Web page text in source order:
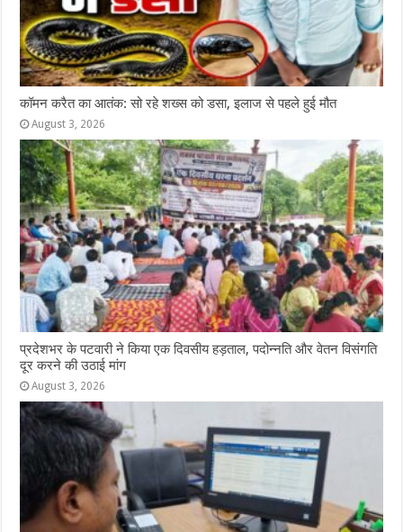
कॉमन करैत का आतंक: सो रहे शख्स को डसा, इलाज से पहले हुई मौत
August 3, 2026
प्रदेशभर के पटवारी ने किया एक दिवसीय हड़ताल, पदोन्नति और वेतन विसंगति
दूर करने की उठाई मांग
August 3, 2026